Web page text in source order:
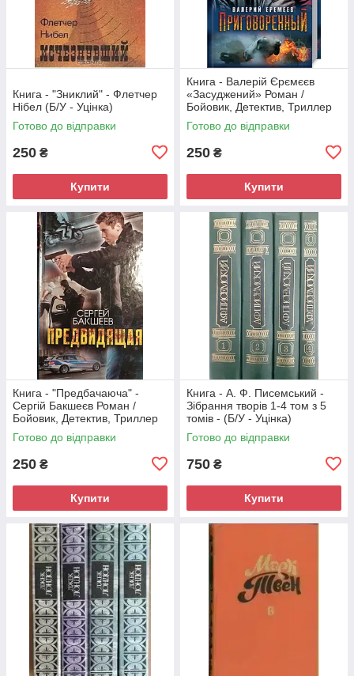
Книга - "Зниклий" - Флетчер
Нібел (Б/У - Уцінка)
Готово до відправки
250 ₴
Купити
Книга - Валерій Єрємєєв
«Засуджений» Роман /
Бойовик, Детектив, Триллер
(Б/У - Уцінка)
Готово до відправки
250 ₴
Купити
Книга - "Предбачаюча" -
Сергій Бакшеєв Роман /
Бойовик, Детектив, Триллер
(Б/У - Уцінка)
Готово до відправки
250 ₴
Купити
Книга - А. Ф. Писемський -
Зібрання творів 1-4 том з 5
томів - (Б/У - Уцінка)
Готово до відправки
750 ₴
Купити